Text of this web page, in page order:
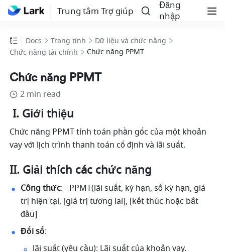
Trung tâm Trợ giúp
Đăng
nhập
Docs Trang tính
Dữ liệu và chức năng
Chức năng tài chính
Chức năng PPMT
Chức năng PPMT
2 min read
I. Giới thiệu
Chức năng PPMT tính toán phần gốc của một khoản
vay với lịch trình thanh toán cố định và lãi suất.
II. Giải thích các chức năng
Công thức: =PPMT(lãi suất, kỳ hạn, số kỳ hạn, giá
trị hiện tại, [giá trị tương lai], [kết thúc hoặc bắt
đầu]
Đối số:
lãi suất (yêu cầu): Lãi suất của khoản vay.